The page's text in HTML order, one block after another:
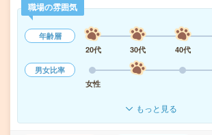
職場の雰囲気
年齢層
20代
30代 40代
男女比率
女性
もっと見る